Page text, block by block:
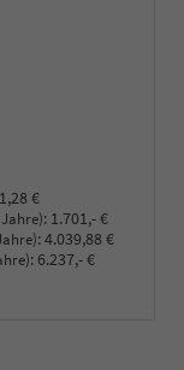
€
: 1.701,- €
:4.039,88 €
: 6.237,- €